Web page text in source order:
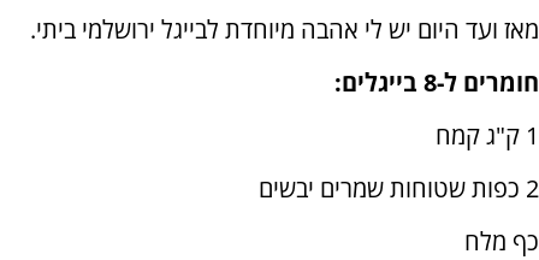
מאז ועד היום יש לי אהבה מיוחדת לבייגל ירושלמי ביתי.
חומרים ל-8 בייגלים:
1 ק"ג קמח
2 כפות שטוחות שמרים יבשים
כף מלח